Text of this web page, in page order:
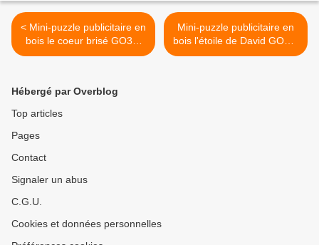
< Mini-puzzle publicitaire en
bois le coeur brisé GO35-
2241
Mini-puzzle publicitaire en
bois l'étoile de David GO35-
2283 >
Hébergé par Overblog
Top articles
Pages
Contact
Signaler un abus
C.G.U.
Cookies et données personnelles